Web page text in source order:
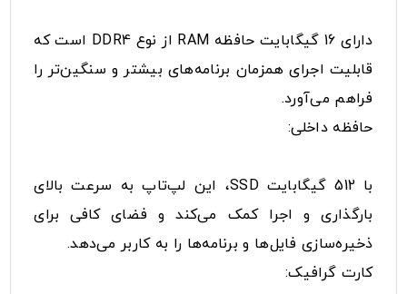
دارای 16 گیگابایت حافظه RAM از نوع DDR4 است که
قابلیت اجرای همزمان برنامه‌های بیشتر و سنگین‌تر را
فراهم می‌آورد.
حافظه داخلی:
با 512 گیگابایت SSD، این لپ‌تاپ به سرعت بالای
بارگذاری و اجرا کمک می‌کند و فضای کافی برای
ذخیره‌سازی فایل‌ها و برنامه‌ها را به کاربر می‌دهد.
کارت گرافیک: